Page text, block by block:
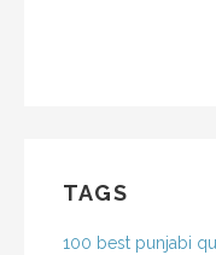
TAGS
100 best punjabi